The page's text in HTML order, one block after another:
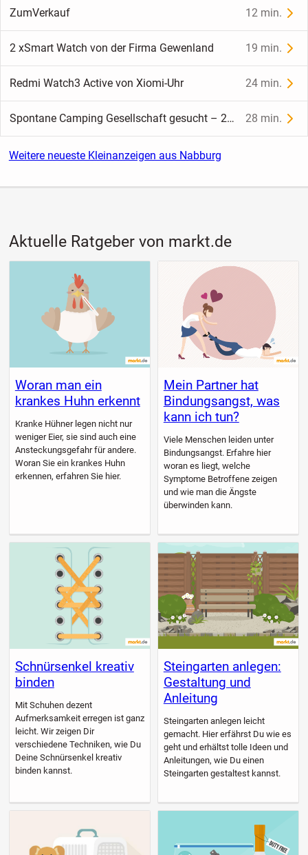
ZumVerkauf 12 min.
2 xSmart Watch von der Firma Gewenland 19 min.
Redmi Watch3 Active von Xiomi-Uhr 24 min.
Spontane Camping Gesellschaft gesucht – 28. bis 30. August am Waginger See 🏕️ 28 min.
Weitere neueste Kleinanzeigen aus Nabburg
Aktuelle Ratgeber von markt.de
Woran man ein
krankes Huhn erkennt
Kranke Hühner legen nicht nur
weniger Eier, sie sind auch eine
Ansteckungsgefahr für andere.
Woran Sie ein krankes Huhn
erkennen, erfahren Sie hier.
Mein Partner hat
Bindungsangst, was
kann ich tun?
Viele Menschen leiden unter
Bindungsangst. Erfahre hier
woran es liegt, welche
Symptome Betroffene zeigen
und wie man die Ängste
überwinden kann.
Schnürsenkel kreativ
binden
Mit Schuhen dezent
Aufmerksamkeit erregen ist ganz
leicht. Wir zeigen Dir
verschiedene Techniken, wie Du
Deine Schnürsenkel kreativ
binden kannst.
Steingarten anlegen:
Gestaltung und
Anleitung
Steingarten anlegen leicht
gemacht. Hier erfährst Du wie es
geht und erhältst tolle Ideen und
Anleitungen, wie Du einen
Steingarten gestaltest kannst.